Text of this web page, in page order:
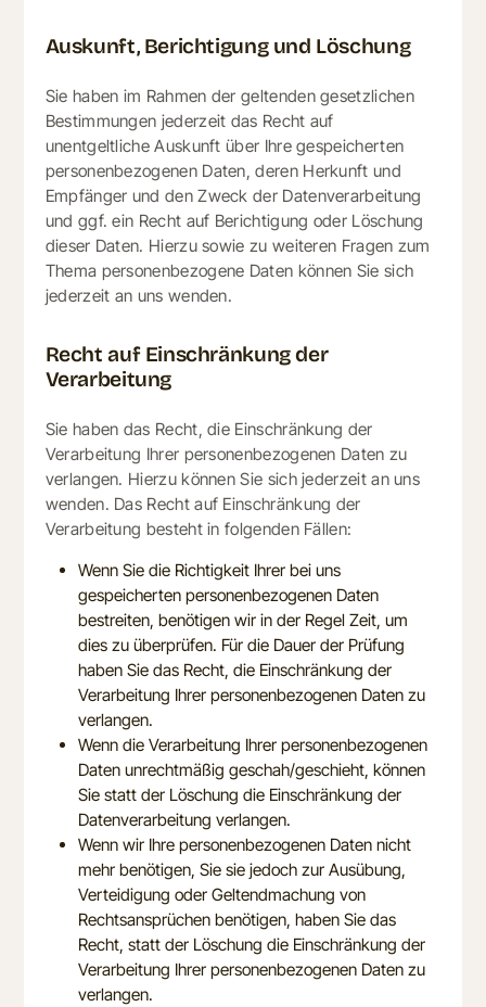
Auskunft, Berichtigung und Löschung
Sie haben im Rahmen der geltenden gesetzlichen
Bestimmungen jederzeit das Recht auf
unentgeltliche Auskunft über Ihre gespeicherten
personenbezogenen Daten, deren Herkunft und
Empfänger und den Zweck der Datenverarbeitung
und ggf. ein Recht auf Berichtigung oder Löschung
dieser Daten. Hierzu sowie zu weiteren Fragen zum
Thema personenbezogene Daten können Sie sich
jederzeit an uns wenden.
Recht auf Einschränkung der
Verarbeitung
Sie haben das Recht, die Einschränkung der
Verarbeitung Ihrer personenbezogenen Daten zu
verlangen. Hierzu können Sie sich jederzeit an uns
wenden. Das Recht auf Einschränkung der
Verarbeitung besteht in folgenden Fällen:
Wenn Sie die Richtigkeit Ihrer bei uns
gespeicherten personenbezogenen Daten
bestreiten, benötigen wir in der Regel Zeit, um
dies zu überprüfen. Für die Dauer der Prüfung
haben Sie das Recht, die Einschränkung der
Verarbeitung Ihrer personenbezogenen Daten zu
verlangen.
Wenn die Verarbeitung Ihrer personenbezogenen
Daten unrechtmäßig geschah/geschieht, können
Sie statt der Löschung die Einschränkung der
Datenverarbeitung verlangen.
Wenn wir Ihre personenbezogenen Daten nicht
mehr benötigen, Sie sie jedoch zur Ausübung,
Verteidigung oder Geltendmachung von
Rechtsansprüchen benötigen, haben Sie das
Recht, statt der Löschung die Einschränkung der
Verarbeitung Ihrer personenbezogenen Daten zu
verlangen.